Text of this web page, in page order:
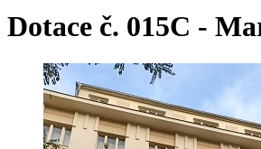
Dotace č. 015C -